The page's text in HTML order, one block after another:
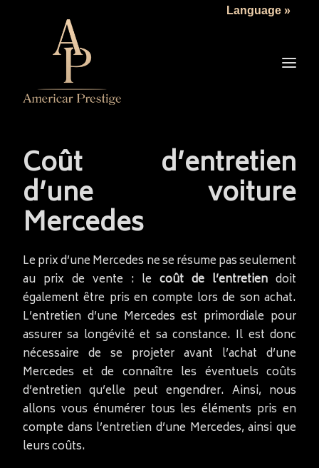
LA SOCIÉTÉ
LES VÉHICULES
TARIFS
NOUS CONTACTER
Coût d’entretien
d’une voiture
Mercedes
Le prix d’une Mercedes ne se résume pas seulement
au prix de vente : le coût de l’entretien doit
également être pris en compte lors de son achat.
L’entretien d’une Mercedes est primordiale pour
assurer sa longévité et sa constance. Il est donc
nécessaire de se projeter avant l’achat d’une
Mercedes et de connaître les éventuels coûts
d’entretien qu’elle peut engendrer. Ainsi, nous
allons vous énumérer tous les éléments pris en
compte dans l’entretien d’une Mercedes, ainsi que
leurs coûts.
Language »